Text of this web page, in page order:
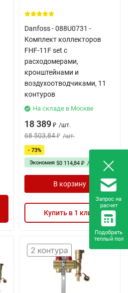
Danfoss - 088U0731 -
Комплект коллекторов
FHF-11F set с
расходомерами,
кронштейнами и
воздухоотводчиками, 11
контуров
На складе в Москве
18 389 ₽ /шт.
68 503,84 ₽ /шт.
- 73%
Экономия 50 114,84 ₽ /
В корзину
Купить в 1 клик
Запрос на
расчет
Подобрать
теплый пол